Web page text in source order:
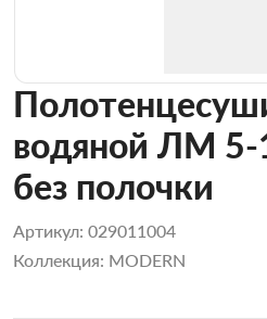
водяной ЛМ
без полочки
Артикул: 029011004
Коллекция: MODERN